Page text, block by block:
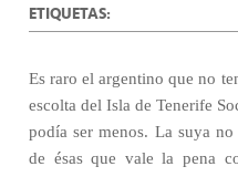
ETIQUETAS:
Es raro el argentino que no
escolta del Isla de Tenerife
podía ser menos. La suya
de ésas que vale la pena